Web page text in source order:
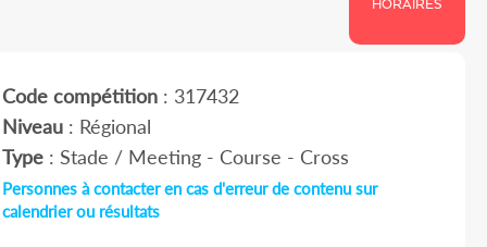
HORAIRES
Code compétition: 317432
Niveau: Régional
Type: Stade / Meeting - Course - Cross
Personnes à contacter en cas d'erreur de contenu sur
calendrier ou résultats